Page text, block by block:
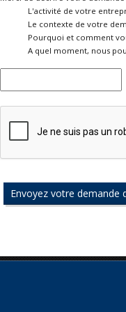
L'activité de votre
Le contexte de votre
Pourquoi et comment
A quel moment, nous